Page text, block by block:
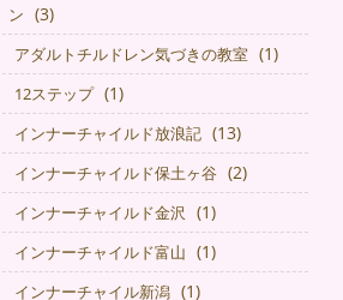
ン (3)
アダルトチルドレン気づきの教室 (1)
12ステップ (1)
インナーチャイルド放浪記 (13)
インナーチャイルド保土ヶ谷 (2)
インナーチャイルド金沢 (1)
インナーチャイルド富山 (1)
インナーチャイル新潟 (1)